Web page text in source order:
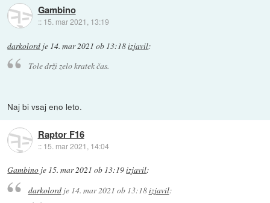
Gambino
:: 15. mar 2021, 13:19
darkolord je 14. mar 2021 ob 13:18izjavil:
Tole drži zelo kratek čas.
Naj bi vsaj eno leto.
Raptor F16
:: 15. mar 2021, 14:04
Gambino je 15. mar 2021 ob 13:19izjavil:
darkolordje 14. mar 2021 ob 13:18izjavil: